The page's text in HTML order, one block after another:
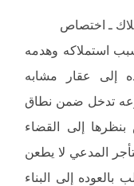
ـ اختصاص
استملاكه وهدمه
إلى عقار مشابه
تدخل ضمن نطاق
بنظرها إلى القضاء
المدعي لا يطعن
بالعوده إلى البناء